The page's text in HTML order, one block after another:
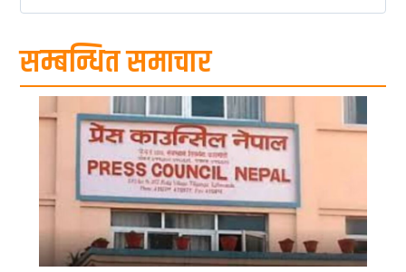
सम्बन्धित समाचार